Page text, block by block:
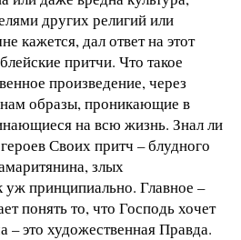
других религий или
кажется, дал ответ на этот
притчи. Что такое
произведение, через
образы, проникающие в
на всю жизнь. Знал ли
Своих притч – блудного
злых
уж принципиально. Главное –
понять то, что Господь хочет
– это художественная Правда.